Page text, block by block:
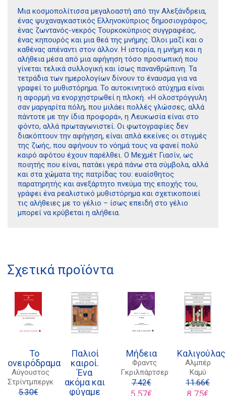
Μια κοσµοπολίτισσα µεγαλοαστή από την Αλεξάνδρεια,
ένας ψυχαναγκαστικός Ελληνοκύπριος δηµοσιογράφος,
ένας ζωντανός-νεκρός Τουρκοκύπριος συγγραφέας,
ένας κηπουρός και µια θεά της µνήµης. Όλοι µαζί και ο
καθένας απέναντι στον άλλον. Η ιστορία, η µνήµη και η
αλήθεια µέσα από µια αφήγηση τόσο προσωπική που
γίνεται τελικά συλλογική και ίσως πανανθρώπινη. Τα
τετράδια των ηµερολογίων δίνουν το έναυσµα για να
γραφεί το µυθιστόρηµα. Το αυτοκινητικό ατύχηµα είναι
η αφορµή να ενορχηστρωθεί η πλοκή. «Η ολοστρόγγυλη
σαν µαργαρίτα πόλη, που µιλάει πολλές γλώσσες, αλλά
πάντοτε µε την ίδια προφορά», η Λευκωσία είναι στο
φόντο, αλλά πρωταγωνιστεί. Οι φωτογραφίες δεν
διακόπτουν την αφήγηση, είναι απλά εκείνες οι στιγµές
της ζωής, που αφήνουν το νόηµά τους να φανεί πολύ
καιρό αφότου έχουν παρέλθει. Ο Μεχµέτ Γιασίν, ως
ποιητής που είναι, πατάει γερά πάνω στα σύµβολα, αλλά
και στα χώµατα της πατρίδας του: ευαίσθητος
παρατηρητής και ανεξάρτητο πνεύµα της εποχής του,
γράφει ένα ρεαλιστικό µυθιστόρηµα και σχετικοποιεί
τις αλήθειες µε το γέλιο – ίσως επειδή στο γέλιο
µπορεί να κρύβεται η αλήθεια.
Σχετικά προϊόντα
Το
ονειρόδραμα
Αύγουστος
Στρίντμπεργκ
5.30€
Παλιοί
καιροί.
Ένα
ακόμα και
φύγαμε
Μήδεια
Φραντς
Γκριλπάρτσερ
7.42€
Original
5.57€
Καλιγούλας
Αλμπέρ
Καμύ
11.66€
Original
8.75€
21 1750 8340
kombrai.bs@gmail.com
Πολιτική προστασίας δεδομένων
Τρόποι Πληρωμής
Όροι χρήσης
Αποστολές